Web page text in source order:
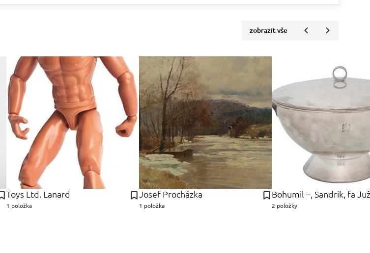
zobrazit vše
Toys Ltd. Lanard
1 položka
Josef Procházka
1 položka
Bohumil –, Sandrik, fa
2 položky